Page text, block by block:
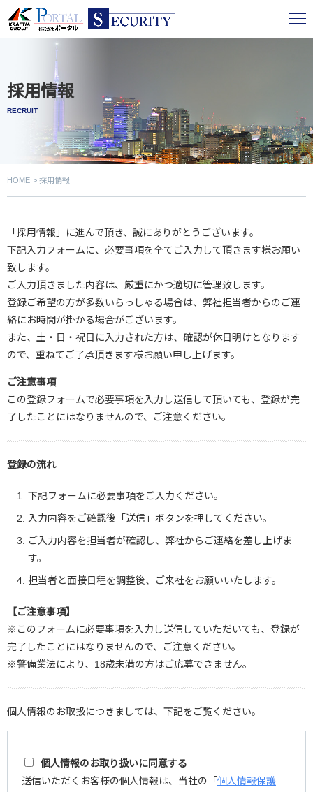
採用情報
RECRUIT
HOME 採用情報
「採用情報」に進んで頂き、誠にありがとうございます。
下記入力フォームに、必要事項を全てご入力して頂きます様お願い
致します。
ご入力頂きました内容は、厳重にかつ適切に管理致します。
登録ご希望の方が多数いらっしゃる場合は、弊社担当者からのご連
絡にお時間が掛かる場合がございます。
また、土・日・祝日に入力された方は、確認が休日明けとなります
ので、重ねてご了承頂きます様お願い申し上げます。
ご注意事項
この登録フォームで必要事項を入力し送信して頂いても、登録が完
了したことにはなりませんので、ご注意ください。
登録の流れ
下記フォームに必要事項をご入力ください。
入力内容をご確認後「送信」ボタンを押してください。
ご入力内容を担当者が確認し、弊社からご連絡を差し上げま
す。
担当者と面接日程を調整後、ご来社をお願いいたします。
【ご注意事項】
※このフォームに必要事項を入力し送信していただいても、登録が
完了したことにはなりませんので、ご注意ください。
※警備業法により、18歳未満の方はご応募できません。
個人情報のお取扱につきましては、下記をご覧ください。
個人情報のお取り扱いに同意する
送信いただくお客様の個人情報は、当社の「 個人情報保護